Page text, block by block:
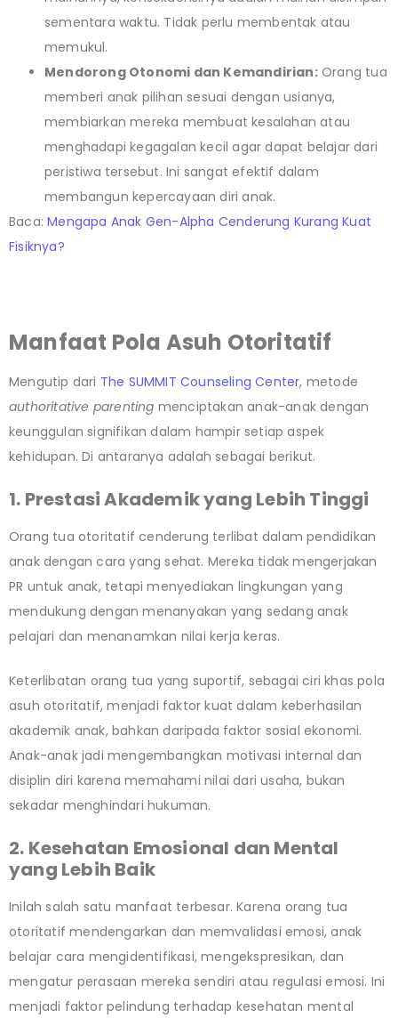
sementara waktu. Tidak perlu membentak atau
memukul.
Mendorong Otonomi dan Kemandirian:Orang tua
memberi anak pilihan sesuai dengan usianya,
membiarkan mereka membuat kesalahan atau
menghadapi kegagalan kecil agar dapat belajar dari
peristiwa tersebut. Ini sangat efektif dalam
membangun kepercayaan diri anak.
Baca:Mengapa Anak Gen-Alpha Cenderung Kurang Kuat
Fisiknya?
Manfaat Pola Asuh Otoritatif
Mengutip dari The SUMMIT Counseling Center, metode
authoritative parenting menciptakan anak-anak dengan
keunggulan signifikan dalam hampir setiap aspek
kehidupan. Di antaranya adalah sebagai berikut.
1. Prestasi Akademik yang Lebih Tinggi
Orang tua otoritatif cenderung terlibat dalam pendidikan
anak dengan cara yang sehat. Mereka tidak mengerjakan
PR untuk anak, tetapi menyediakan lingkungan yang
mendukung dengan menanyakan yang sedang anak
pelajari dan menanamkan nilai kerja keras.
Keterlibatan orang tua yang suportif, sebagai ciri khas pola
asuh otoritatif, menjadi faktor kuat dalam keberhasilan
akademik anak, bahkan daripada faktor sosial ekonomi.
Anak-anak jadi mengembangkan motivasi internal dan
disiplin diri karena memahami nilai dari usaha, bukan
sekadar menghindari hukuman.
2. Kesehatan Emosional dan Mental
yang Lebih Baik
Inilah salah satu manfaat terbesar. Karena orang tua
otoritatif mendengarkan dan memvalidasi emosi, anak
belajar cara mengidentifikasi, mengekspresikan, dan
mengatur perasaan mereka sendiri atau regulasi emosi. Ini
menjadi faktor pelindung terhadap kesehatan mental